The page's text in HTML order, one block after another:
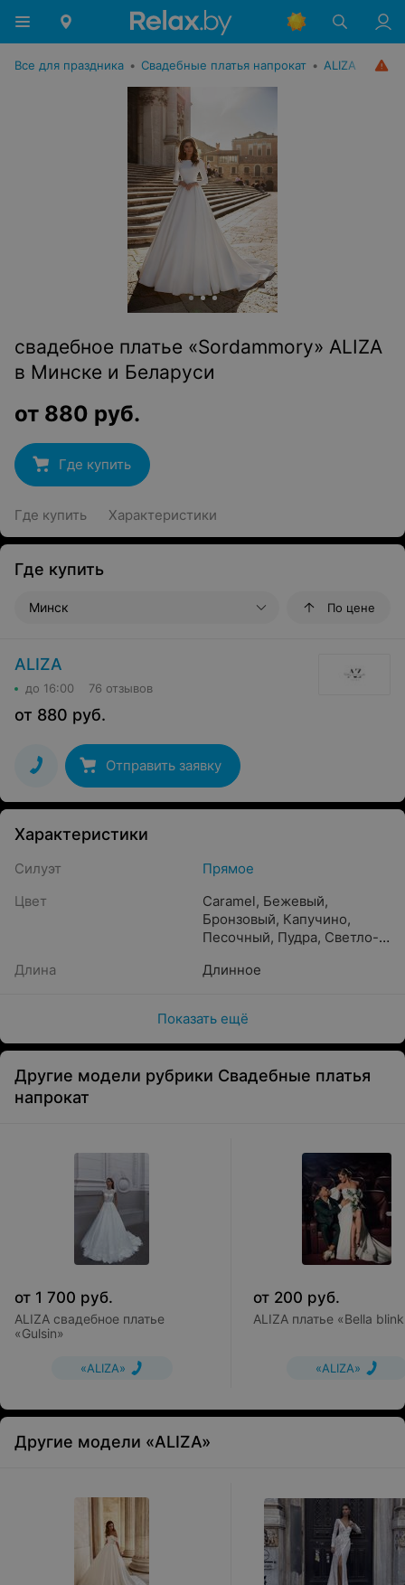
Все для праздника • Свадебные платья напрокат • ALIZA
свадебное платье «Sordammory» ALIZA
в Минске и Беларуси
от 880 руб.
Где купить
Где купить Характеристики
Где купить
Минск По цене
ALIZA
до 16:00 76 отзывов
от 880 руб.
Отправить заявку
Характеристики
Силуэт
Прямое
Цвет
Caramel, Бежевый,
Бронзовый, Капучино,
Песочный, Пудра, Светло-
Белый,Жемчужный
Кремовый
Молочный
Длина Длинное
Показать ещё
Другие модели рубрики Свадебные платья
напрокат
от 1 700 руб.
ALIZA свадебное платье
«Gulsin»
«ALIZA»
от 200 руб.
ALIZA платье «Bella
«ALIZA»
Другие модели «ALIZA»